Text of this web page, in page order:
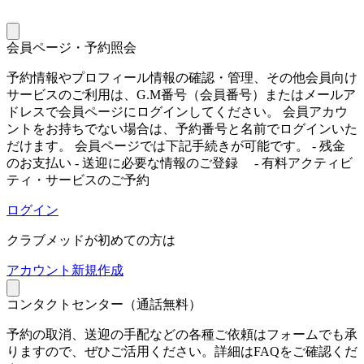
会員ページ・予約照会
予約情報やプロフィール情報の確認・管理、その他会員向け
サービスのご利用は、G.M番号（会員番号）またはメールア
ドレスで会員ページにログインしてください。 会員アカウ
ントをお持ちでない場合は、予約番号と名前でログインいた
だけます。 会員ページでは下記手続きが可能です。 - 残金
のお支払い - 送迎に必要な情報のご登録 - 有料アクティビ
ティ・サービスのご予約
ログイン
クラブメッドが初めての方は
アカウント新規作成
コンタクトセンター（通話無料）
予約の取消、送迎の手配などの各種ご依頼はフォームでも承
りますので、ぜひご活用ください。詳細はFAQをご確認くだ